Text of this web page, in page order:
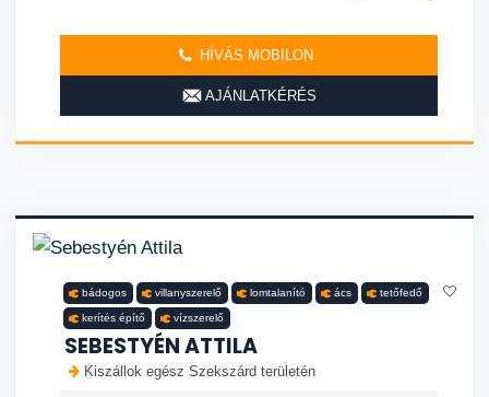
HÍVÁS MOBILON
AJÁNLATKÉRÉS
bádogos villanyszerelő lomtalanító ács tetőfedő
kerítés építő vízszerelő
SEBESTYÉN ATTILA
Kiszállok egész Szekszárd területén